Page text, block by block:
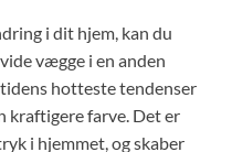
i dit hjem, kan du
vægge i en anden
hotteste tendenser
kraftigere farve. Det er
i hjemmet, og skaber